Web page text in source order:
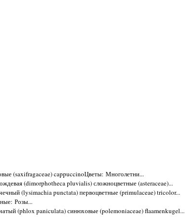
(saxifragaceae) cappuccinoЦветы: Многолетни...
(dimorphotheca pluvialis) сложноцветные (asteraceae)...
(lysimachia punctata) первоцветные (primulaceae) tricolor...
Розы...
(phlox paniculata) синюховые (polemoniaceae) flaamenkugel...